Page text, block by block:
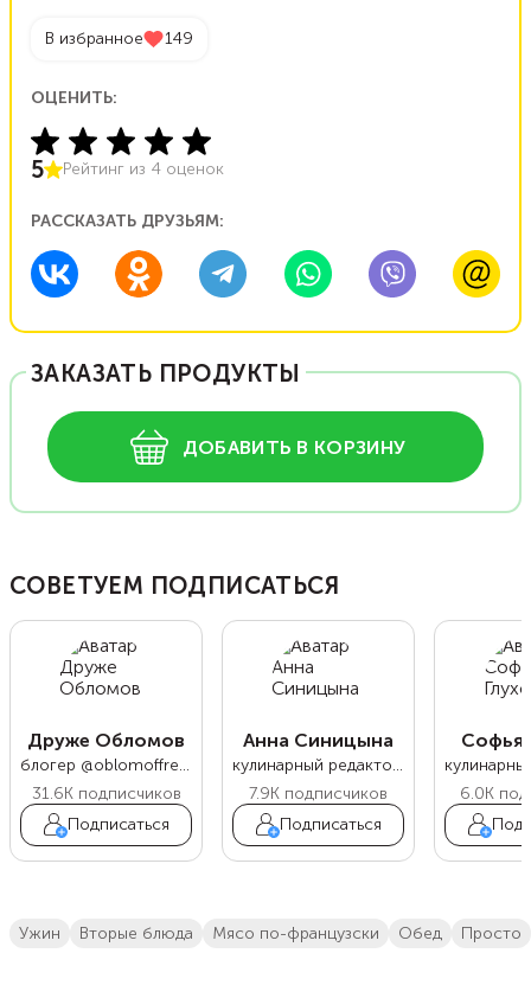
В избранное 149
ОЦЕНИТЬ:
5 Рейтинг из 4 оценок
РАССКАЗАТЬ ДРУЗЬЯМ:
ЗАКАЗАТЬ ПРОДУКТЫ
ДОБАВИТЬ В КОРЗИНУ
СОВЕТУЕМ ПОДПИСАТЬСЯ
Друже Обломов
блогер @oblomoffrecipe
31.6Kподписчиков
Подписаться
Анна Синицына
кулинарный редактор Food.ru
7.9K подписчиков
Подписаться
Софья
6.0K
ужин вторые блюда мясо по-французски обед просто